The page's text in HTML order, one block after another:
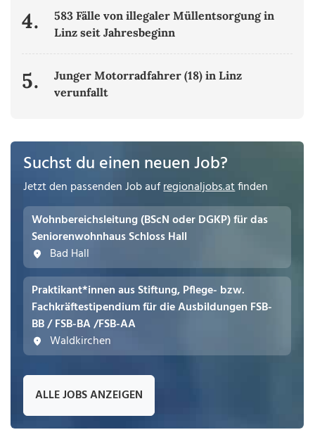
4.
583 Fälle von illegaler Müllentsorgung in
Linz seit Jahresbeginn
5.
Junger Motorradfahrer (18) in Linz
verunfallt
Suchst du einen neuen Job?
Jetzt den passenden Job aufregionaljobs.atfinden
Wohnbereichsleitung (BScN oder DGKP) für das
Seniorenwohnhaus Schloss Hall
Bad Hall
Praktikant*innen aus Stiftung, Pflege- bzw.
Fachkräftestipendium für die Ausbildungen FSB-
BB / FSB-BA /FSB-AA
Waldkirchen
ALLE JOBS ANZEIGEN